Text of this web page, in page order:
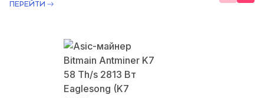
ПЕРЕЙТИ